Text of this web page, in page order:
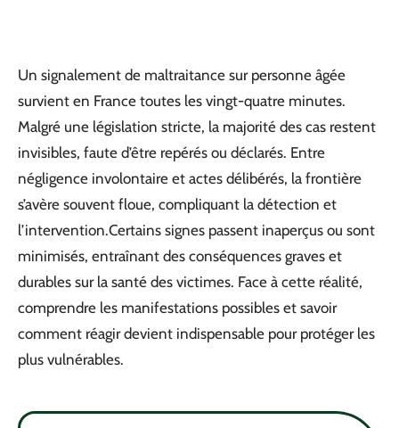
Un signalement de maltraitance sur personne âgée
survient en France toutes les vingt-quatre minutes.
Malgré une législation stricte, la majorité des cas restent
invisibles, faute d’être repérés ou déclarés. Entre
négligence involontaire et actes délibérés, la frontière
s’avère souvent floue, compliquant la détection et
l’intervention.Certains signes passent inaperçus ou sont
minimisés, entraînant des conséquences graves et
durables sur la santé des victimes. Face à cette réalité,
comprendre les manifestations possibles et savoir
comment réagir devient indispensable pour protéger les
plus vulnérables.